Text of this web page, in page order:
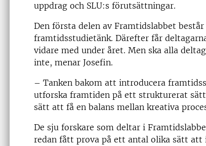
uppdrag och SLU:s förutsättningar.
Den första delen av Framtidslabbet
framtidsstudietänk. Därefter får
vidare med under året. Men ska alla
inte, menar Josefin.
– Tanken bakom att introducera
utforska framtiden på ett strukturerat
sätt att få en balans mellan kreativa
De sju forskare som deltar i
redan fått prova på ett antal olika sätt